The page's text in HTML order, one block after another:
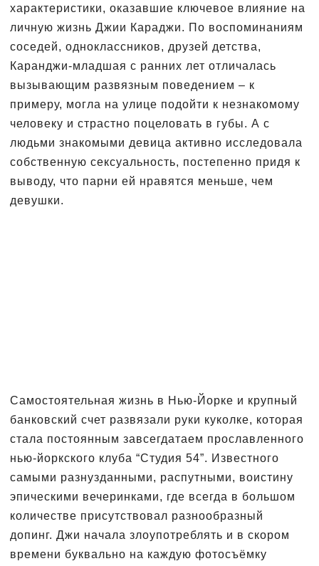
характеристики, оказавшие ключевое влияние на
личную жизнь Джии Караджи. По воспоминаниям
соседей, одноклассников, друзей детства,
Каранджи-младшая с ранних лет отличалась
вызывающим развязным поведением – к
примеру, могла на улице подойти к незнакомому
человеку и страстно поцеловать в губы. А с
людьми знакомыми девица активно исследовала
собственную сексуальность, постепенно придя к
выводу, что парни ей нравятся меньше, чем
девушки.
Самостоятельная жизнь в Нью-Йорке и крупный
банковский счет развязали руки куколке, которая
стала постоянным завсегдатаем прославленного
нью-йоркского клуба “Студия 54”. Известного
самыми разнузданными, распутными, воистину
эпическими вечеринками, где всегда в большом
количестве присутствовал разнообразный
допинг. Джи начала злоупотреблять и в скором
времени буквально на каждую фотосъёмку